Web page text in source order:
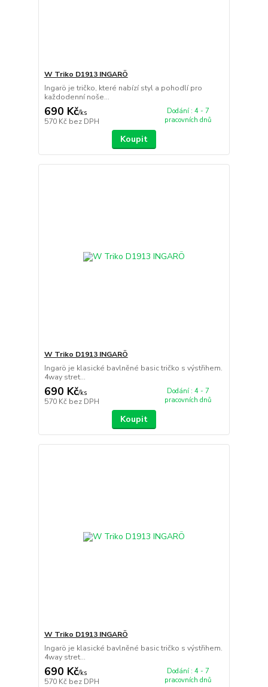
W Triko D1913 INGARÖ
Ingarö je tričko, které nabízí styl a pohodlí pro
každodenní noše...
690 Kč/ks
570 Kč bez DPH
Dodání : 4 - 7
pracovních dnů
Koupit
W Triko D1913 INGARÖ
Ingarö je klasické bavlněné basic tričko s výstřihem.
4way stret...
690 Kč/ks
570 Kč bez DPH
Dodání : 4 - 7
pracovních dnů
Koupit
W Triko D1913 INGARÖ
Ingarö je klasické bavlněné basic tričko s výstřihem.
4way stret...
690 Kč/ks
570 Kč bez DPH
Dodání : 4 - 7
pracovních dnů